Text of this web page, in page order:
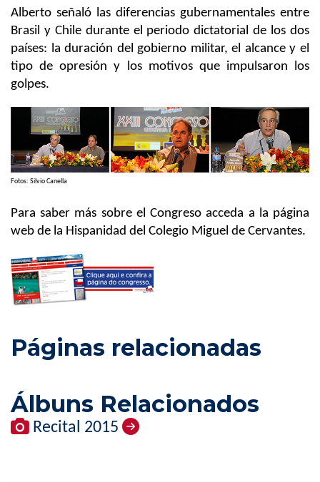
Alberto señaló las diferencias gubernamentales entre
Brasil y Chile durante el periodo dictatorial de los dos
países: la duración del gobierno militar, el alcance y el
tipo de opresión y los motivos que impulsaron los
golpes.
Fotos: Silvio Canella
Para saber más sobre el Congreso acceda a la página
web de la Hispanidad del Colegio Miguel de Cervantes.
Páginas relacionadas
Álbuns Relacionados
Recital 2015